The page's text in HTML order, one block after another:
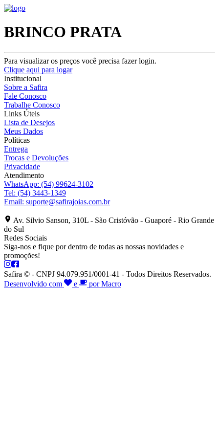
BRINCO PRATA
Para visualizar os preços você precisa fazer login.
Clique aqui para logar
Institucional
Sobre a Safira
Fale Conosco
Trabalhe Conosco
Links Úteis
Lista de Desejos
Meus Dados
Políticas
Entrega
Trocas e Devoluções
Privacidade
Atendimento
WhatsApp: (54) 99624-3102
Tel: (54) 3443-1349
Email: suporte@safirajoias.com.br
Av. Silvio Sanson, 310L - São Cristóvão - Guaporé - Rio Grande
do Sul
Redes Sociais
Siga-nos e fique por dentro de todas as nossas novidades e
promoções!
Safira © - CNPJ 94.079.951/0001-41 - Todos Direitos Reservados.
Desenvolvido com
e por Macro